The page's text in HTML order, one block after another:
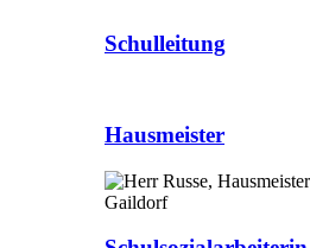
Schulleitung
Hausmeister